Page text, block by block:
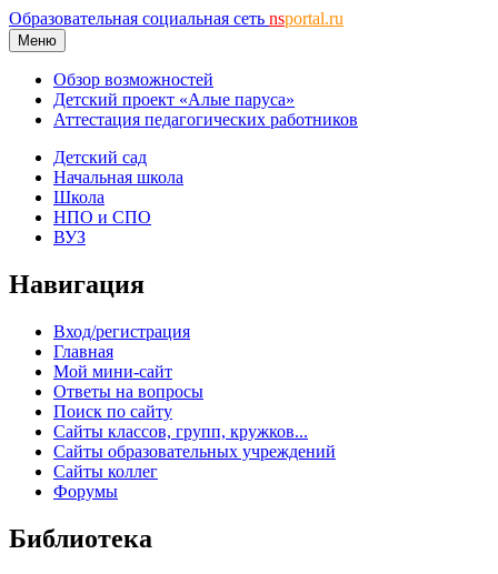
Образовательная социальная сеть nsportal.ru
Меню
Обзор возможностей
Детский проект «Алые паруса»
Аттестация педагогических работников
Детский сад
Начальная школа
Школа
НПО и СПО
ВУЗ
Навигация
Вход/регистрация
Главная
Мой мини-сайт
Ответы на вопросы
Поиск по сайту
Сайты классов, групп, кружков...
Сайты образовательных учреждений
Сайты коллег
Форумы
Библиотека